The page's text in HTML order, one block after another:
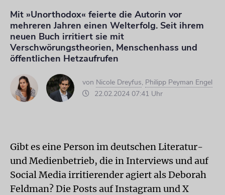
Mit »Unorthodox« feierte die Autorin vor
mehreren Jahren einen Welterfolg. Seit ihrem
neuen Buch irritiert sie mit
Verschwörungstheorien, Menschenhass und
öffentlichen Hetzaufrufen
von Nicole Dreyfus, Philipp Peyman Engel
22.02.2024 07:41 Uhr
Gibt es eine Person im deutschen Literatur-
und Medienbetrieb, die in Interviews und auf
Social Media irritierender agiert als Deborah
Feldman? Die Posts auf Instagram und X